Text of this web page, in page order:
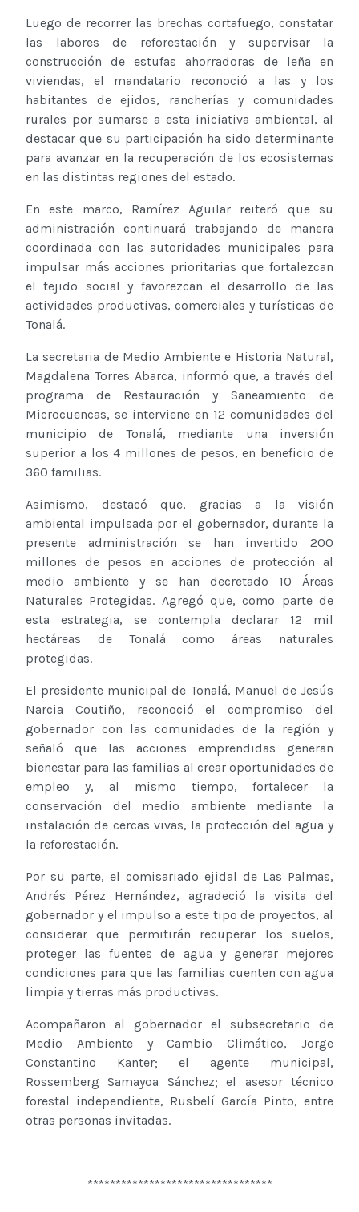
Luego de recorrer las brechas cortafuego, constatar
las labores de reforestación y supervisar la
construcción de estufas ahorradoras de leña en
viviendas, el mandatario reconoció a las y los
habitantes de ejidos, rancherías y comunidades
rurales por sumarse a esta iniciativa ambiental, al
destacar que su participación ha sido determinante
para avanzar en la recuperación de los ecosistemas
en las distintas regiones del estado.
En este marco, Ramírez Aguilar reiteró que su
administración continuará trabajando de manera
coordinada con las autoridades municipales para
impulsar más acciones prioritarias que fortalezcan
el tejido social y favorezcan el desarrollo de las
actividades productivas, comerciales y turísticas de
Tonalá.
La secretaria de Medio Ambiente e Historia Natural,
Magdalena Torres Abarca, informó que, a través del
programa de Restauración y Saneamiento de
Microcuencas, se interviene en 12 comunidades del
municipio de Tonalá, mediante una inversión
superior a los 4 millones de pesos, en beneficio de
360 familias.
Asimismo, destacó que, gracias a la visión
ambiental impulsada por el gobernador, durante la
presente administración se han invertido 200
millones de pesos en acciones de protección al
medio ambiente y se han decretado 10 Áreas
Naturales Protegidas. Agregó que, como parte de
esta estrategia, se contempla declarar 12 mil
hectáreas de Tonalá como áreas naturales
protegidas.
El presidente municipal de Tonalá, Manuel de Jesús
Narcia Coutiño, reconoció el compromiso del
gobernador con las comunidades de la región y
señaló que las acciones emprendidas generan
bienestar para las familias al crear oportunidades de
empleo y, al mismo tiempo, fortalecer la
conservación del medio ambiente mediante la
instalación de cercas vivas, la protección del agua y
la reforestación.
Por su parte, el comisariado ejidal de Las Palmas,
Andrés Pérez Hernández, agradeció la visita del
gobernador y el impulso a este tipo de proyectos, al
considerar que permitirán recuperar los suelos,
proteger las fuentes de agua y generar mejores
condiciones para que las familias cuenten con agua
limpia y tierras más productivas.
Acompañaron al gobernador el subsecretario de
Medio Ambiente y Cambio Climático, Jorge
Constantino Kanter; el agente municipal,
Rossemberg Samayoa Sánchez; el asesor técnico
forestal independiente, Rusbelí García Pinto, entre
otras personas invitadas.
*********************************